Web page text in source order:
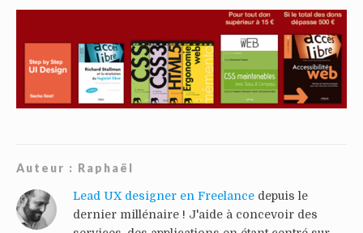
Auteur : Raphaël
Lead UX designer en Freelance depuis le
dernier millénaire ! J'aide à concevoir des